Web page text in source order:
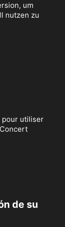
um
nutzen zu
pour utiliser
de su